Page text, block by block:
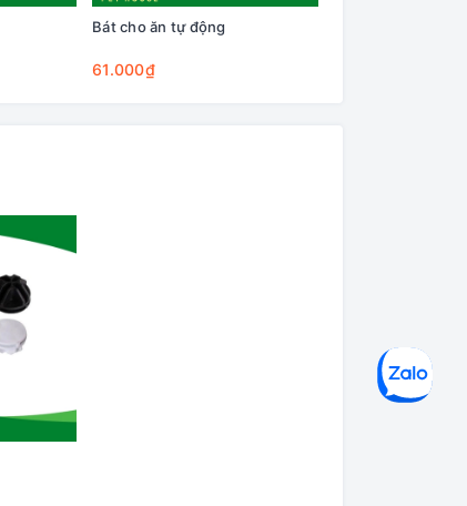
Bát cho ăn tự động
61.000₫